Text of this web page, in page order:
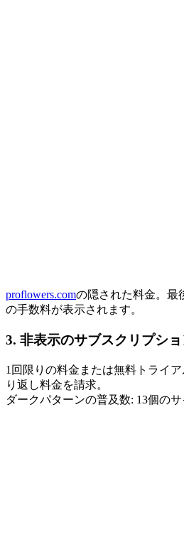
proflowers.comの隠された料金。最
の手数料が表示されます。
3. 非表示のサブスクリプショ
1回限りの料金または無料トライ
り返し料金を請求。
ダークパターンの普及数: 13個の